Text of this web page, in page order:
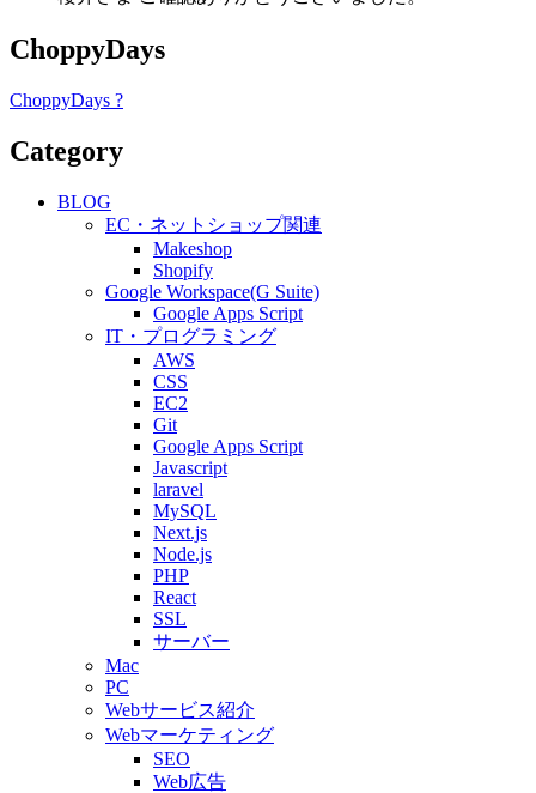
ChoppyDays
ChoppyDays ?
Category
BLOG
EC・ネットショップ関連
Makeshop
Shopify
Google Workspace(G Suite)
Google Apps Script
IT・プログラミング
AWS
CSS
EC2
Git
Google Apps Script
Javascript
laravel
MySQL
Next.js
Node.js
PHP
React
SSL
サーバー
Mac
PC
Webサービス紹介
Webマーケティング
SEO
Web広告